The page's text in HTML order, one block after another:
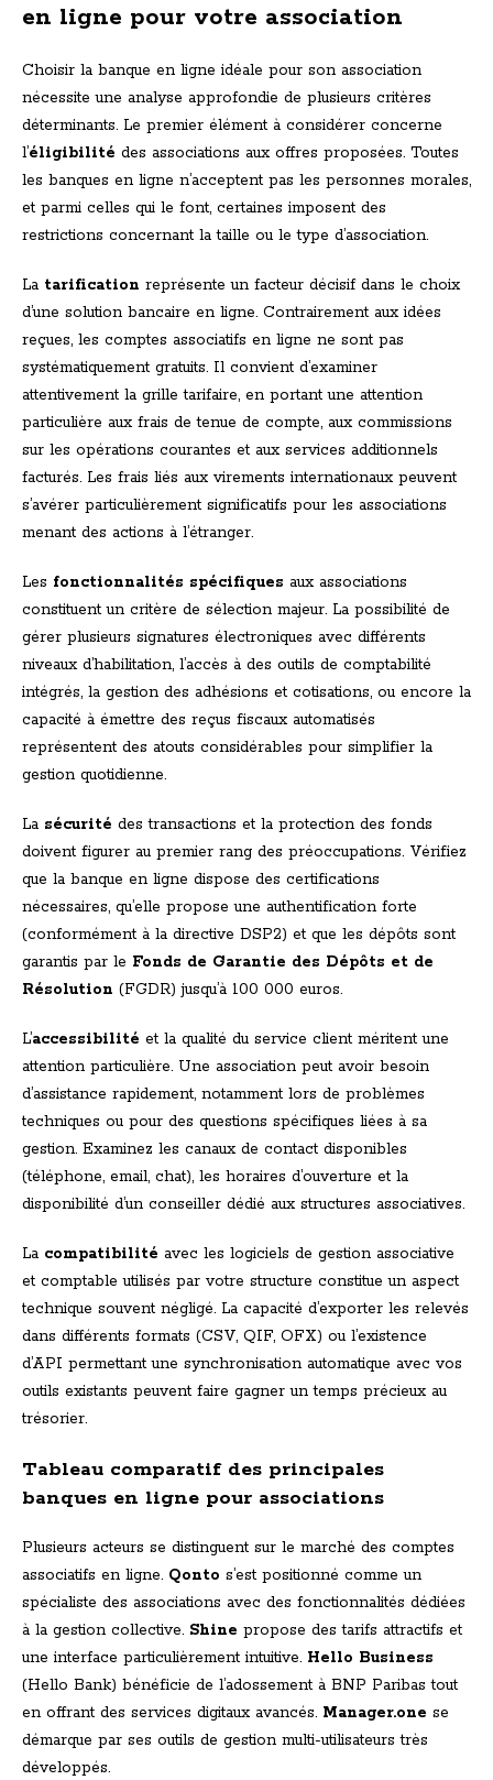
en ligne pour votre association
Choisir la banque en ligne idéale pour son association
nécessite une analyse approfondie de plusieurs critères
déterminants. Le premier élément à considérer concerne
l’éligibilité des associations aux offres proposées. Toutes
les banques en ligne n’acceptent pas les personnes morales,
et parmi celles qui le font, certaines imposent des
restrictions concernant la taille ou le type d’association.
La tarification représente un facteur décisif dans le choix
d’une solution bancaire en ligne. Contrairement aux idées
reçues, les comptes associatifs en ligne ne sont pas
systématiquement gratuits. Il convient d’examiner
attentivement la grille tarifaire, en portant une attention
particulière aux frais de tenue de compte, aux commissions
sur les opérations courantes et aux services additionnels
facturés. Les frais liés aux virements internationaux peuvent
s’avérer particulièrement significatifs pour les associations
menant des actions à l’étranger.
Les fonctionnalités spécifiques aux associations
constituent un critère de sélection majeur. La possibilité de
gérer plusieurs signatures électroniques avec différents
niveaux d’habilitation, l’accès à des outils de comptabilité
intégrés, la gestion des adhésions et cotisations, ou encore la
capacité à émettre des reçus fiscaux automatisés
représentent des atouts considérables pour simplifier la
gestion quotidienne.
La sécurité des transactions et la protection des fonds
doivent figurer au premier rang des préoccupations. Vérifiez
que la banque en ligne dispose des certifications
nécessaires, qu’elle propose une authentification forte
(conformément à la directive DSP2) et que les dépôts sont
garantis par le Fonds de Garantie des Dépôts et de
Résolution (FGDR) jusqu’à 100 000 euros.
L’accessibilité et la qualité du service client méritent une
attention particulière. Une association peut avoir besoin
d’assistance rapidement, notamment lors de problèmes
techniques ou pour des questions spécifiques liées à sa
gestion. Examinez les canaux de contact disponibles
(téléphone, email, chat), les horaires d’ouverture et la
disponibilité d’un conseiller dédié aux structures associatives.
La compatibilité avec les logiciels de gestion associative
et comptable utilisés par votre structure constitue un aspect
technique souvent négligé. La capacité d’exporter les relevés
dans différents formats (CSV, QIF, OFX) ou l’existence
d’API permettant une synchronisation automatique avec vos
outils existants peuvent faire gagner un temps précieux au
trésorier.
Tableau comparatif des principales
banques en ligne pour associations
Plusieurs acteurs se distinguent sur le marché des comptes
associatifs en ligne. Qonto s’est positionné comme un
spécialiste des associations avec des fonctionnalités dédiées
à la gestion collective. Shine propose des tarifs attractifs et
une interface particulièrement intuitive. Hello Business
(Hello Bank) bénéficie de l’adossement à BNP Paribas tout
en offrant des services digitaux avancés. Manager.one se
démarque par ses outils de gestion multi-utilisateurs très
développés.